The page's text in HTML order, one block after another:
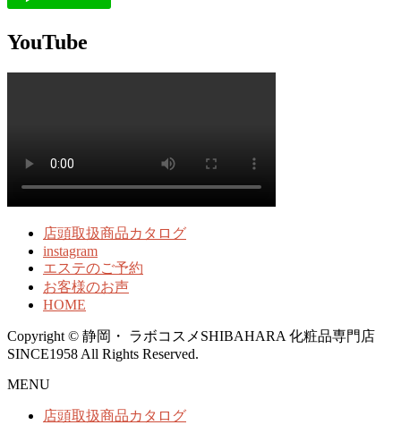
YouTube
店頭取扱商品カタログ
instagram
エステのご予約
お客様のお声
HOME
Copyright © 静岡・ ラボコスメSHIBAHARA 化粧品専門店
SINCE1958 All Rights Reserved.
MENU
店頭取扱商品カタログ